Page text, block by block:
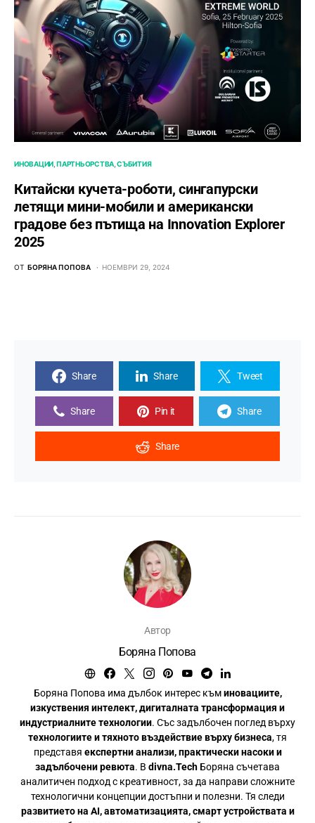
ИНОВАЦИИ ПАРТНЬОРСТВА СЪБИТИЯ
Китайски кучета-роботи, сингапурски
летящи мини-мобили и американски
градове без пътища на Innovation Explorer
2025
ОТ БОРЯНА ПОПОВА НОЕМВРИ 29, 2024
Share Share Tweet
Share Pin it Share
Share
Автор
Боряна Попова
Боряна Попова има дълбок интерес къминовациите,
изкуствения интелект, дигиталната трансформация и
индустриалните технологии. Със задълбочен поглед върху
технологиите и тяхното въздействие върху бизнеса, тя
представя експертни анализи, практически насоки и
задълбочени ревюта. В divna.Tech Боряна съчетава
аналитичен подход с креативност, за да направи сложните
технологични концепции достъпни и полезни. Тя следи
развитието на AI, автоматизацията, смарт устройствата и